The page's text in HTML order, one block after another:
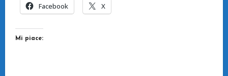
Facebook X
Mi piace: